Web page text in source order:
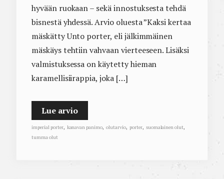
hyvään ruokaan – sekä innostuksesta tehdä
bisnestä yhdessä. Arvio oluesta ”Kaksi kertaa
mäskätty Unto porter, eli jälkimmäinen
mäskäys tehtiin vahvaan vierteeseen. Lisäksi
valmistuksessa on käytetty hieman
karamellisiirappia, joka […]
Lue arvio
imperial porter, kanavan panimo olutarvio, porter, suomalainen olut
tumma olut